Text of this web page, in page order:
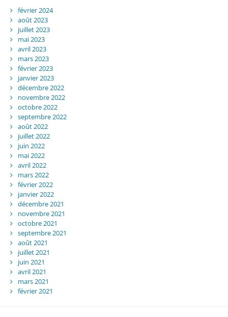
février 2024
août 2023
juillet 2023
mai 2023
avril 2023
mars 2023
février 2023
janvier 2023
décembre 2022
novembre 2022
octobre 2022
septembre 2022
août 2022
juillet 2022
juin 2022
mai 2022
avril 2022
mars 2022
février 2022
janvier 2022
décembre 2021
novembre 2021
octobre 2021
septembre 2021
août 2021
juillet 2021
juin 2021
avril 2021
mars 2021
février 2021